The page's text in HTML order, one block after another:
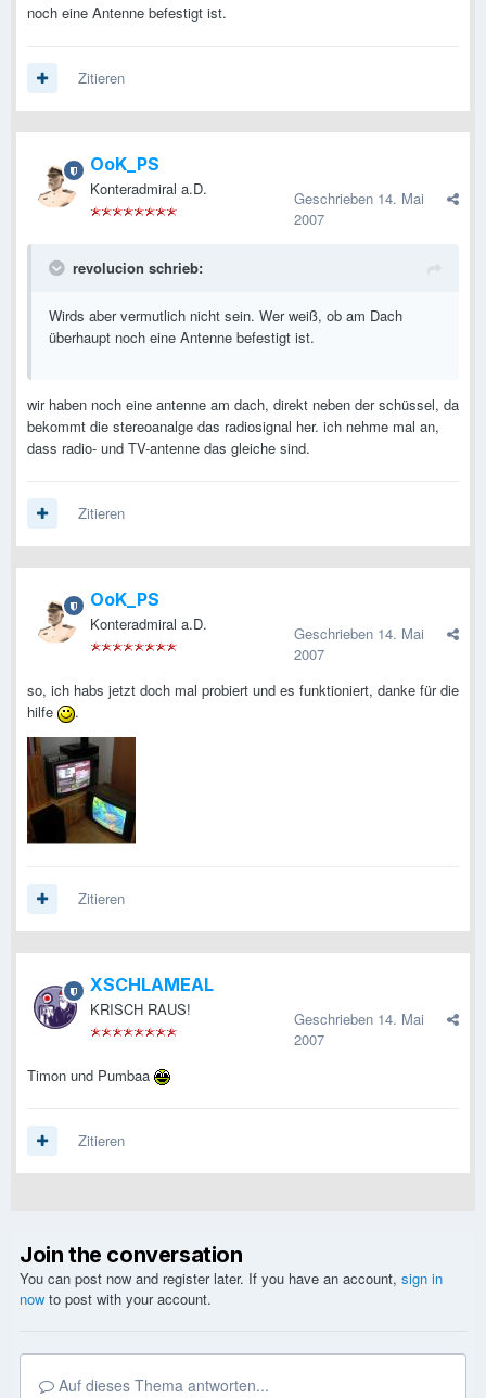
noch eine Antenne befestigt ist.
Zitieren
OoK_PS
Konteradmiral a.D. Geschrieben 14. Mai
2007
revolucion schrieb:
Wirds aber vermutlich nicht sein. Wer weiß, ob am Dach
überhaupt noch eine Antenne befestigt ist.
wir haben noch eine antenne am dach, direkt neben der schüssel, da
bekommt die stereoanalge das radiosignal her. ich nehme mal an,
dass radio- und TV-antenne das gleiche sind.
Zitieren
OoK_PS
Konteradmiral a.D. Geschrieben 14. Mai
2007
so, ich habs jetzt doch mal probiert und es funktioniert, danke für die
hilfe
.
Zitieren
XSCHLAMEAL
KRISCH RAUS! Geschrieben 14. Mai
2007
Timon und Pumbaa
Zitieren
Join the conversation
You can post now and register later. If you have an account, sign in
now to post with your account.
Auf dieses Thema antworten...